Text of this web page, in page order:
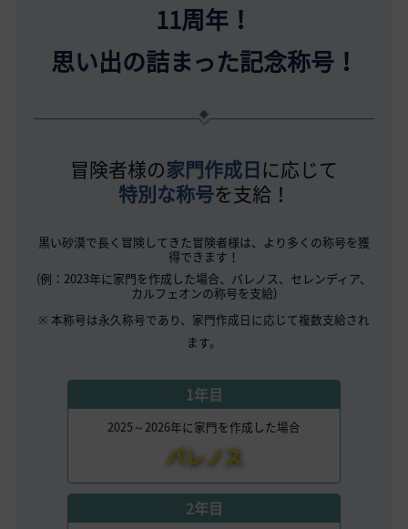
11周年！
思い出の詰まった記念称号！
冒険者様の家門作成日に応じて
特別な称号を支給！
黒い砂漠で長く冒険してきた冒険者様は、より多くの称号を獲
得できます！
(例：2023年に家門を作成した場合、バレノス、セレンディア、
カルフェオンの称号を支給)
※ 本称号は永久称号であり、家門作成日に応じて複数支給され
ます。
1年目
2025～2026年に家門を作成した場合
バレノス
2年目